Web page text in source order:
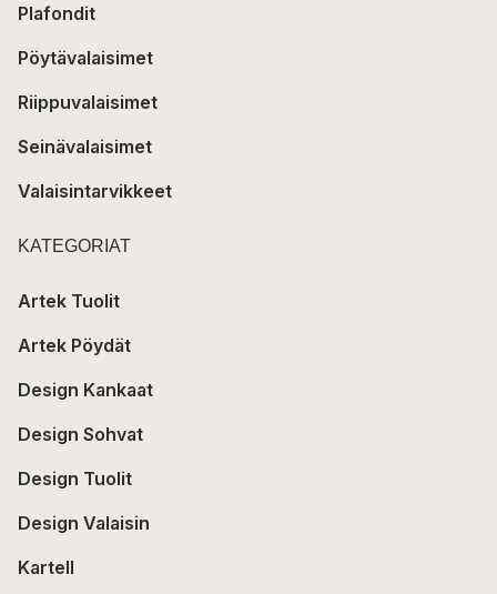
Plafondit
Pöytävalaisimet
Riippuvalaisimet
Seinävalaisimet
Valaisintarvikkeet
KATEGORIAT
Artek Tuolit
Artek Pöydät
Design Kankaat
Design Sohvat
Design Tuolit
Design Valaisin
Kartell